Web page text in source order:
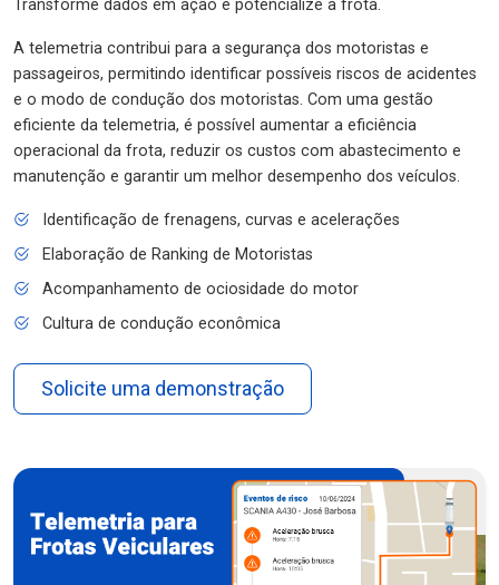
Transforme dados em ação e potencialize a frota.
A telemetria contribui para a segurança dos motoristas e
passageiros, permitindo identificar possíveis riscos de acidentes
e o modo de condução dos motoristas. Com uma gestão
eficiente da telemetria, é possível aumentar a eficiência
operacional da frota, reduzir os custos com abastecimento e
manutenção e garantir um melhor desempenho dos veículos.
Identificação de frenagens, curvas e acelerações
Elaboração de Ranking de Motoristas
Acompanhamento de ociosidade do motor
Cultura de condução econômica
Solicite uma demonstração